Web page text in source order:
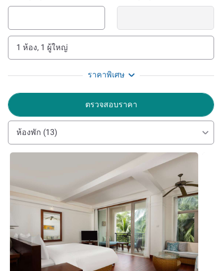
1 ห้อง, 1 ผู้ใหญ่
ราคาพิเศษ
ตรวจสอบราคา
ห้องพัก (13)
ดูรายละเอียด